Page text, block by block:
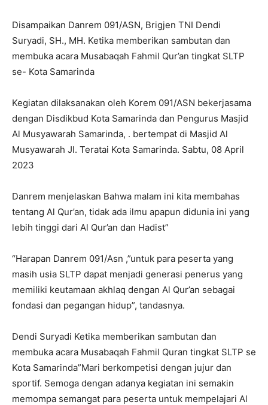
Disampaikan Danrem 091/ASN, Brigjen TNI Dendi
Suryadi, SH., MH. Ketika memberikan sambutan dan
membuka acara Musabaqah Fahmil Qur’an tingkat SLTP
se- Kota Samarinda
Kegiatan dilaksanakan oleh Korem 091/ASN bekerjasama
dengan Disdikbud Kota Samarinda dan Pengurus Masjid
Al Musyawarah Samarinda, . bertempat di Masjid Al
Musyawarah Jl. Teratai Kota Samarinda. Sabtu, 08 April
2023
Danrem menjelaskan Bahwa malam ini kita membahas
tentang Al Qur’an, tidak ada ilmu apapun didunia ini yang
lebih tinggi dari Al Qur’an dan Hadist”
“Harapan Danrem 091/Asn ,”untuk para peserta yang
masih usia SLTP dapat menjadi generasi penerus yang
memiliki keutamaan akhlaq dengan Al Qur’an sebagai
fondasi dan pegangan hidup”, tandasnya.
Dendi Suryadi Ketika memberikan sambutan dan
membuka acara Musabaqah Fahmil Quran tingkat SLTP se
Kota Samarinda”Mari berkompetisi dengan jujur dan
sportif. Semoga dengan adanya kegiatan ini semakin
memompa semangat para peserta untuk mempelajari Al